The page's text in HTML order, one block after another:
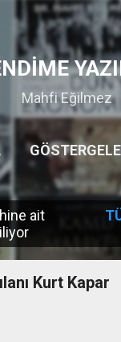
Ana içeriğe atla
Mahfi Eğilmez
ait
Kurt Kapar